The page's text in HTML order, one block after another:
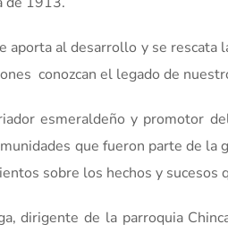
aporta al desarrollo y se rescata
conozcan el legado de
esmeraldeño y promotor
que fueron parte de la
sobre los hechos y sucesos
dirigente de la parroquia